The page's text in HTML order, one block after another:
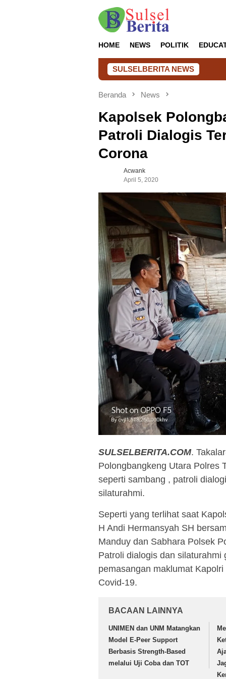
HOME NEWS POLITIK
SULSELBERITA NEWSUNIMEN
Beranda News
Kapolsek
Patroli Dialogis
Corona
Acwank
April 5, 2020
SULSELBERITA.COM.
Polongbangkeng Utara Polres
seperti sambang , patroli
silaturahmi.
Seperti yang terlihat saat
H Andi Hermansyah SH
Manduy dan Sabhara Polsek
Patroli dialogis dan
pemasangan maklumat
Covid-19.
BACAAN LAINNYA
UNIMEN dan UNM Matangkan
Model E-Peer Support
Berbasis Strength-Based
melalui Uji Coba dan TOT